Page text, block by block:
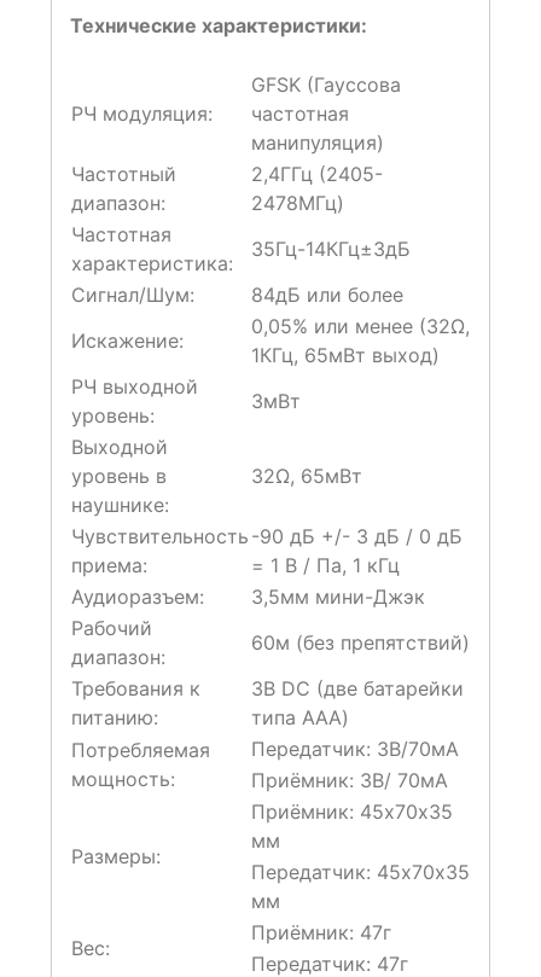
Технические характеристики:
РЧ модуляция:
GFSK (Гауссова
частотная
манипуляция)
Частотный
диапазон:
2,4ГГц (2405-
2478МГц)
Частотная
характеристика:
35Гц-14КГц±3дБ
Сигнал/Шум:
84дБ или более
Искажение:
0,05% или менее (32Ω,
1КГц, 65мВт выход)
РЧ выходной
уровень:
3мВт
Выходной
уровень в
наушнике:
32Ω, 65мВт
Чувствительность
приема:
-90 дБ +/- 3 дБ / 0 дБ
= 1 В / Па, 1 кГц
Аудиоразъем:
3,5мм мини-Джэк
Рабочий
диапазон:
60м (без препятствий)
Требования к
питанию:
3В DC (две батарейки
типа ААА)
Потребляемая
мощность:
Передатчик: 3В/70мА
Приёмник: 3В/ 70мА
Размеры:
Приёмник: 45х70х35
мм
Передатчик: 45х70х35
мм
Вес:
Приёмник: 47г
Передатчик: 47г